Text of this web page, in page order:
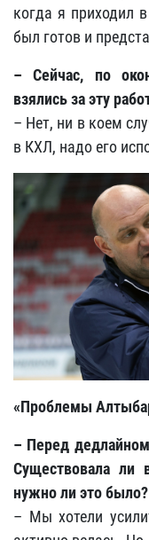
когда я приходил
был готов и
– Сейчас, по
взялись за эту
– Нет, ни в коем
в КХЛ, надо его
«Проблемы
– Перед
Существовала ли
нужно ли это было?
– Мы хотели